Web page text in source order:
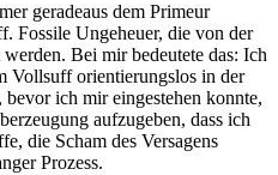
geradeaus dem Primeur
Fossile Ungeheuer, die von der
Bei mir bedeutete das: Ich
Vollsuff orientierungslos in der
ich mir eingestehen konnte,
aufzugeben, dass ich
die Scham des Versagens
Prozess.